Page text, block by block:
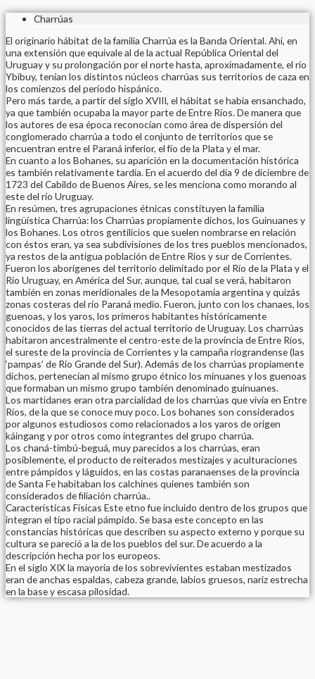
Charrúas
El originario hábitat de la familia Charrúa es la Banda Oriental. Ahí, en
una extensión que equivale al de la actual República Oriental del
Uruguay y su prolongación por el norte hasta, aproximadamente, el río
Ybibuy, tenían los distintos núcleos charrúas sus territorios de caza en
los comienzos del período hispánico.
Pero más tarde, a partir del siglo XVIII, el hábitat se había ensanchado,
ya que también ocupaba la mayor parte de Entre Ríos. De manera que
los autores de esa época reconocían como área de dispersión del
conglomerado charrúa a todo el conjunto de territorios que se
encuentran entre el Paraná inferior, el fío de la Plata y el mar.
En cuanto a los Bohanes, su aparición en la documentación histórica
es también relativamente tardía. En el acuerdo del día 9 de diciembre de
1723 del Cabildo de Buenos Aires, se les menciona como morando al
este del río Uruguay.
En resúmen, tres agrupaciones étnicas constituyen la familia
lingüística Charrúa: los Charrúas propiamente dichos, los Guinuanes y
los Bohanes. Los otros gentilicios que suelen nombrarse en relación
con éstos eran, ya sea subdivisiones de los tres pueblos mencionados,
ya restos de la antigua población de Entre Ríos y sur de Corrientes.
Fueron los aborígenes del territorio delimitado por el Río de la Plata y el
Río Uruguay, en América del Sur, aunque, tal cual se verá, habitaron
también en zonas meridionales de la Mesopotamia argentina y quizás
zonas costeras del río Paraná medio. Fueron, junto con los chanaes, los
guenoas, y los yaros, los primeros habitantes históricamente
conocidos de las tierras del actual territorio de Uruguay. Los charrúas
habitaron ancestralmente el centro-este de la provincia de Entre Ríos,
el sureste de la provincia de Corrientes y la campaña riograndense (las
‘pampas’ de Río Grande del Sur). Además de los charrúas propiamente
dichos, pertenecían al mismo grupo étnico los minuanes y los guenoas
que formaban un mismo grupo también denominado guinuanes.
Los martidanes eran otra parcialidad de los charrúas que vivía en Entre
Ríos, de la que se conoce muy poco. Los bohanes son considerados
por algunos estudiosos como relacionados a los yaros de origen
káingang y por otros como integrantes del grupo charrúa.
Los chaná-timbú-beguá, muy parecidos a los charrúas, eran
posiblemente, el producto de reiterados mestizajes y aculturaciones
entre pámpidos y láguidos, en las costas paranaenses de la provincia
de Santa Fe habitaban los calchines quienes también son
considerados de filiación charrúa..
Características Físicas Este etno fue incluido dentro de los grupos que
integran el tipo racial pámpido. Se basa este concepto en las
constancias históricas que describen su aspecto externo y porque su
cultura se pareció a la de los pueblos del sur. De acuerdo a la
descripción hecha por los europeos.
En el siglo XIX la mayoría de los sobrevivientes estaban mestizados
eran de anchas espaldas, cabeza grande, labios gruesos, nariz estrecha
en la base y escasa pilosidad.